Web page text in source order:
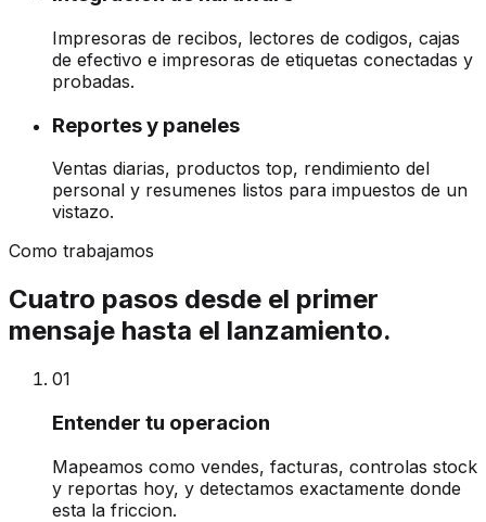
Impresoras de recibos, lectores de codigos, cajas
de efectivo e impresoras de etiquetas conectadas y
probadas.
Reportes y paneles
Ventas diarias, productos top, rendimiento del
personal y resumenes listos para impuestos de un
vistazo.
Como trabajamos
Cuatro pasos desde el primer
mensaje hasta el lanzamiento.
01
Entender tu operacion
Mapeamos como vendes, facturas, controlas stock
y reportas hoy, y detectamos exactamente donde
esta la friccion.